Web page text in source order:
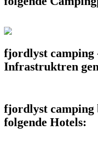
fjordlyst camping
Infrastruktren
fjordlyst camping
folgende Hotels: